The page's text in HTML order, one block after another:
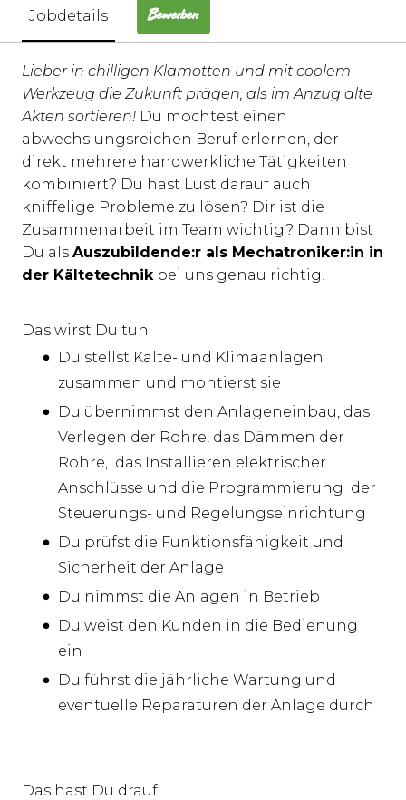
Jobdetails Bewerben
Lieber in chilligen Klamotten und mit coolem
Werkzeug die Zukunft prägen, als im Anzug alte
Akten sortieren! Du möchtest einen
abwechslungsreichen Beruf erlernen, der
direkt mehrere handwerkliche Tätigkeiten
kombiniert? Du hast Lust darauf auch
kniffelige Probleme zu lösen? Dir ist die
Zusammenarbeit im Team wichtig? Dann bist
Du als Auszubildende:r als Mechatroniker:in in
der Kältetechnikbei uns genau richtig!
Das wirst Du tun:
Du stellst Kälte- und Klimaanlagen
zusammen und montierst sie
Du übernimmst den Anlageneinbau, das
Verlegen der Rohre, das Dämmen der
Rohre, das Installieren elektrischer
Anschlüsse und die Programmierung der
Steuerungs- und Regelungseinrichtung
Du prüfst die Funktionsfähigkeit und
Sicherheit der Anlage
Du nimmst die Anlagen in Betrieb
Du weist den Kunden in die Bedienung
ein
Du führst die jährliche Wartung und
eventuelle Reparaturen der Anlage durch
Das hast Du drauf: